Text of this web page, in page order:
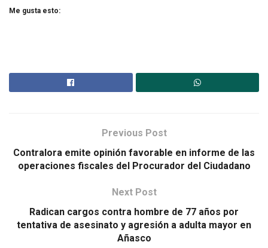
Me gusta esto:
Previous Post
Contralora emite opinión favorable en informe de las
operaciones fiscales del Procurador del Ciudadano
Next Post
Radican cargos contra hombre de 77 años por
tentativa de asesinato y agresión a adulta mayor en
Añasco